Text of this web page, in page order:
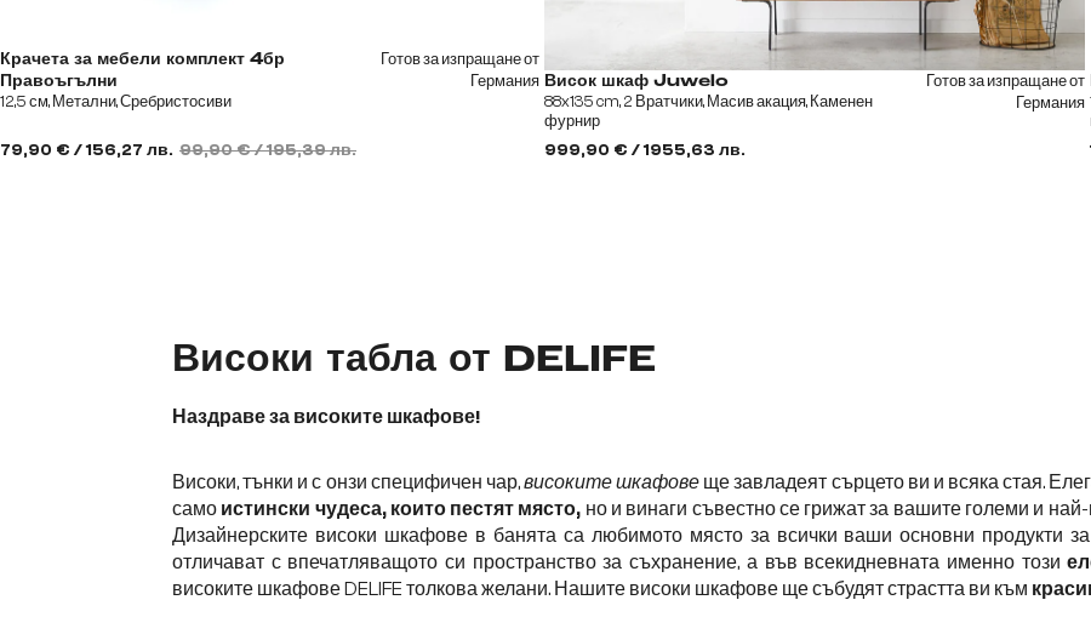
Крачета за мебели комплект 4бр
Правоъгълни
12,5 см, Метални, Сребристосиви
79,90 € / 156,27 лв. 99,90 € / 195,39 лв.
Готов за изпращане от
Германия Висок шкаф Juwelo
88x135 cm, 2 Вратчики, Масив акация, Каменен
фурнир
999,90 € / 1955,63 лв.
Готов за изпращане от
Германия
Високи табла от DELIFE
Наздраве за високите шкафове!
Високи, тънки и с онзи специфичен чар,високите шкафове ще завладеят сърцето ви и всяка стая.
само истински чудеса, които пестят място, но и винаги съвестно се грижат за вашите големи и
Дизайнерските високи шкафове в банята са любимото място за всички ваши основни продукти
отличават с впечатляващото си пространство за съхранение, а във всекидневната именно този
високите шкафове DELIFE толкова желани. Нашите високи шкафове ще събудят страстта ви към